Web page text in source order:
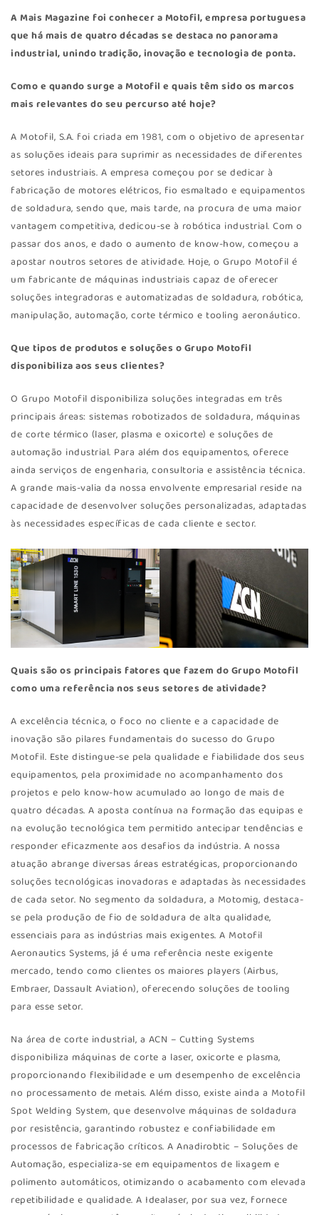
A Mais Magazine foi conhecer a Motofil, empresa portuguesa
que há mais de quatro décadas se destaca no panorama
industrial, unindo tradição, inovação e tecnologia de ponta.
Como e quando surge a Motofil e quais têm sido os marcos
mais relevantes do seu percurso até hoje?
A Motofil, S.A. foi criada em 1981, com o objetivo de apresentar
as soluções ideais para suprimir as necessidades de diferentes
setores industriais. A empresa começou por se dedicar à
fabricação de motores elétricos, fio esmaltado e equipamentos
de soldadura, sendo que, mais tarde, na procura de uma maior
vantagem competitiva, dedicou-se à robótica industrial. Com o
passar dos anos, e dado o aumento de know-how, começou a
apostar noutros setores de atividade. Hoje, o Grupo Motofil é
um fabricante de máquinas industriais capaz de oferecer
soluções integradoras e automatizadas de soldadura, robótica,
manipulação, automação, corte térmico e tooling aeronáutico.
Que tipos de produtos e soluções o Grupo Motofil
disponibiliza aos seus clientes?
O Grupo Motofil disponibiliza soluções integradas em três
principais áreas: sistemas robotizados de soldadura, máquinas
de corte térmico (laser, plasma e oxicorte) e soluções de
automação industrial. Para além dos equipamentos, oferece
ainda serviços de engenharia, consultoria e assistência técnica.
A grande mais-valia da nossa envolvente empresarial reside na
capacidade de desenvolver soluções personalizadas, adaptadas
às necessidades específicas de cada cliente e sector.
Quais são os principais fatores que fazem do Grupo Motofil
como uma referência nos seus setores de atividade?
A excelência técnica, o foco no cliente e a capacidade de
inovação são pilares fundamentais do sucesso do Grupo
Motofil. Este distingue-se pela qualidade e fiabilidade dos seus
equipamentos, pela proximidade no acompanhamento dos
projetos e pelo know-how acumulado ao longo de mais de
quatro décadas. A aposta contínua na formação das equipas e
na evolução tecnológica tem permitido antecipar tendências e
responder eficazmente aos desafios da indústria. A nossa
atuação abrange diversas áreas estratégicas, proporcionando
soluções tecnológicas inovadoras e adaptadas às necessidades
de cada setor. No segmento da soldadura, a Motomig, destaca-
se pela produção de fio de soldadura de alta qualidade,
essenciais para as indústrias mais exigentes. A Motofil
Aeronautics Systems, já é uma referência neste exigente
mercado, tendo como clientes os maiores players (Airbus,
Embraer, Dassault Aviation), oferecendo soluções de tooling
para esse setor.
Na área de corte industrial, a ACN – Cutting Systems
disponibiliza máquinas de corte a laser, oxicorte e plasma,
proporcionando flexibilidade e um desempenho de excelência
no processamento de metais. Além disso, existe ainda a Motofil
Spot Welding System, que desenvolve máquinas de soldadura
por resistência, garantindo robustez e confiabilidade em
processos de fabricação críticos. A Anadirobtic – Soluções de
Automação, especializa-se em equipamentos de lixagem e
polimento automáticos, otimizando o acabamento com elevada
repetibilidade e qualidade. A Idealaser, por sua vez, fornece